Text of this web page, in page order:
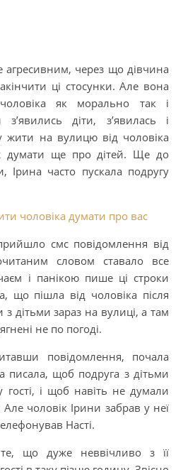
агресивним, через що дівчина
ці стосунки. Але вона
як морально так і
діти, з’явилась і
жити на вулицю від чоловіка
думати ще про дітей. Ще до
Ірина часто пускала подругу
чоловіка думати про вас
смс повідомлення від
словом ставало все
і панікою пише ці строки
що пішла від чоловіка після
з дітьми зараз на вулиці, а там
не по погоді.
повідомлення, почала
писала, щоб подруга з дітьми
і щоб навіть не думали
чоловік Ірини забрав у неї
Насті.
що дуже неввічливо з її